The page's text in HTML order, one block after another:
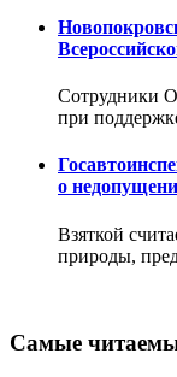
Сотрудники
при
о
Взяткой
природы,
Самые